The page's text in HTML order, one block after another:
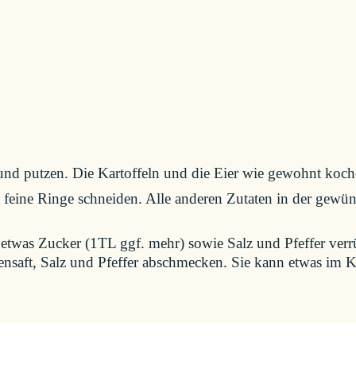
putzen. Die Kartoffeln und die Eier wie gewohnt
Ringe schneiden. Alle anderen Zutaten in der
Zucker (1TL ggf. mehr) sowie Salz und Pfeffer
Salz und Pfeffer abschmecken. Sie kann etwas im